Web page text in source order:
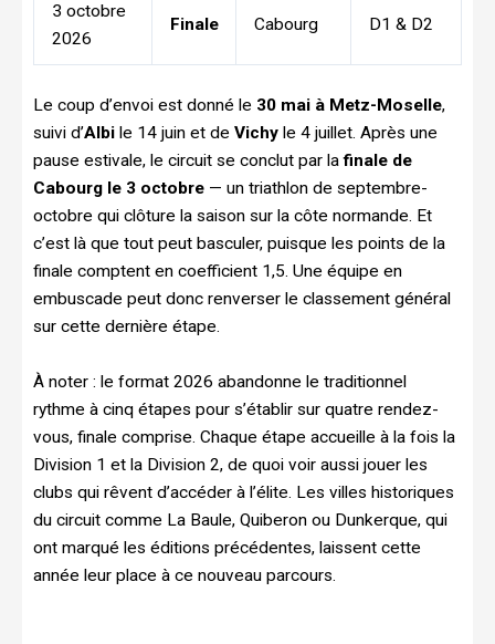
3 octobre
2026
Finale Cabourg D1 & D2
Le coup d’envoi est donné le 30 mai à Metz-Moselle,
suivi d’Albi le 14 juin et de Vichy le 4 juillet. Après une
pause estivale, le circuit se conclut par lafinale de
Cabourg le 3 octobre — un triathlon de septembre-
octobre qui clôture la saison sur la côte normande. Et
c’est là que tout peut basculer, puisque les points de la
finale comptent en coefficient 1,5. Une équipe en
embuscade peut donc renverser le classement général
sur cette dernière étape.
À noter : le format 2026 abandonne le traditionnel
rythme à cinq étapes pour s’établir sur quatre rendez-
vous, finale comprise. Chaque étape accueille à la fois la
Division 1 et la Division 2, de quoi voir aussi jouer les
clubs qui rêvent d’accéder à l’élite. Les villes historiques
du circuit comme La Baule, Quiberon ou Dunkerque, qui
ont marqué les éditions précédentes, laissent cette
année leur place à ce nouveau parcours.